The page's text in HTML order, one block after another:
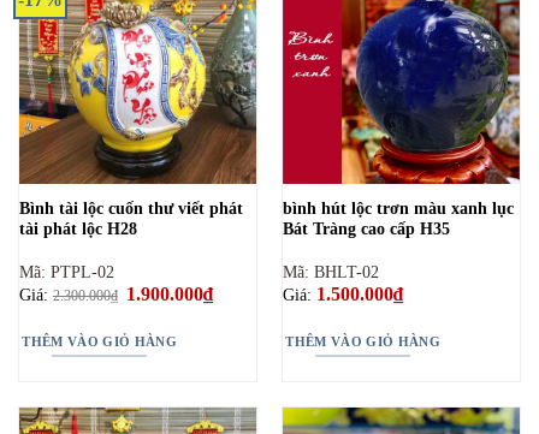
Bình tài lộc cuốn thư viết phát
tài phát lộc H28
Mã: PTPL-02
Giá:2.300.000₫ Giá
2.300.000₫.
1.900.000₫Giá
hiện
THÊM VÀO GIỎ HÀNG
bình hút lộc trơn màu xanh lục
Bát Tràng cao cấp H35
Mã: BHLT-02
Giá: 1.500.000₫
THÊM VÀO GIỎ HÀNG